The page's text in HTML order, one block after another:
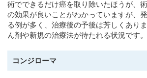
術でできるだけ癌を取り除いたほうが、
の効果が良いことがわかっていますが、
る例が多く、治療後の予後は芳しくあり
ん剤や新規の治療法が待たれる状況です。
コンジローマ